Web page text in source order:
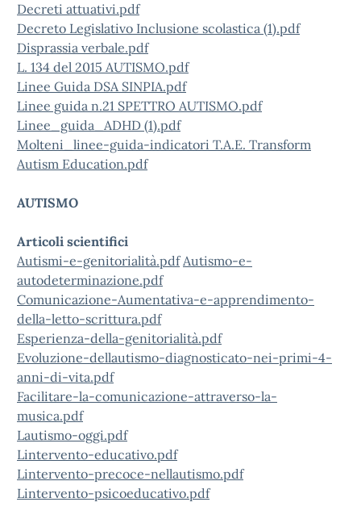
Decreti attuativi.pdf
Decreto Legislativo Inclusione scolastica (1).pdf
Disprassia verbale.pdf
L. 134 del 2015 AUTISMO.pdf
Linee Guida DSA SINPIA.pdf
Linee guida n.21 SPETTRO AUTISMO.pdf
Linee_guida_ADHD (1).pdf
Molteni_linee-guida-indicatori T.A.E. Transform
Autism Education.pdf
AUTISMO
Articoli scientifici
Autismi-e-genitorialità.pdf Autismo-e-
autodeterminazione.pdf
Comunicazione-Aumentativa-e-apprendimento-
della-letto-scrittura.pdf
Esperienza-della-genitorialità.pdf
Evoluzione-dellautismo-diagnosticato-nei-primi-4-
anni-di-vita.pdf
Facilitare-la-comunicazione-attraverso-la-
musica.pdf
Lautismo-oggi.pdf
Lintervento-educativo.pdf
Lintervento-precoce-nellautismo.pdf
Lintervento-psicoeducativo.pdf